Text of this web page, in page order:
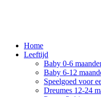
Home
Leeftijd
Baby 0-6
Baby 6-12
Speelgoed voor
Dreumes 12-24